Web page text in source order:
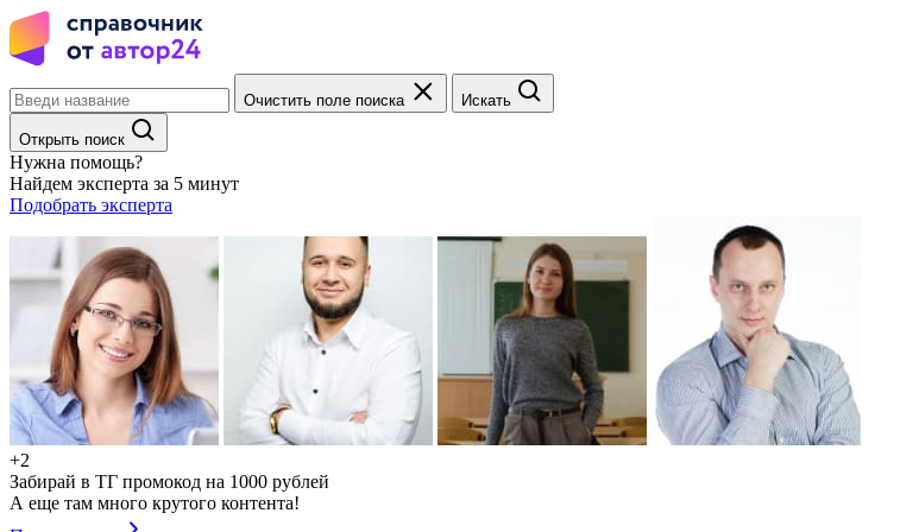
Очистить поле поиска Искать
Открыть поиск
Нужна помощь?
Найдем эксперта за 5 минут
Подобрать эксперта
+2
Забирай в ТГ промокод на 1000 рублей
А еще там много крутого контента!